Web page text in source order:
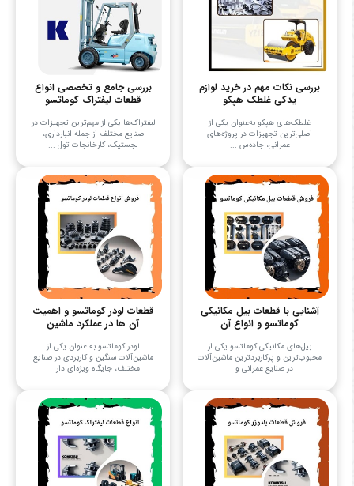
بررسی نکات مهم در خرید لوازم
یدکی غلطک هپکو
غلطک‌های هپکو به‌عنوان یکی از
اصلی‌ترین تجهیزات در پروژه‌های
عمرانی، جاده‌س ...
بررسی جامع و تخصصی انواع
قطعات لیفتراک کوماتسو
لیفتراک‌ها یکی از مهم‌ترین تجهیزات در
صنایع مختلف از جمله انبارداری،
لجستیک، کارخانجات تول ...
آشنایی با قطعات بیل مکانیکی
کوماتسو و انواع آن
بیل‌های مکانیکی کوماتسو یکی از
محبوب‌ترین و پرکاربردترین ماشین‌آلات
در صنایع عمرانی و ...
قطعات لودر کوماتسو و اهمیت
آن ها در عملکرد ماشین
لودر کوماتسو به عنوان یکی از
ماشین‌آلات سنگین و کاربردی در صنایع
مختلف، جایگاه ویژه‌ای دار ...